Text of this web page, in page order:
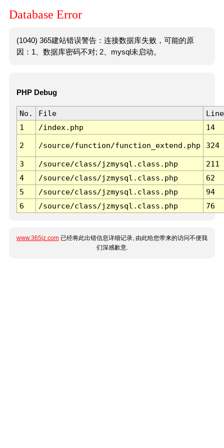
Database Error
(1040) 365建站错误警告：连接数据库失败，可能的原
因：1、数据库密码不对; 2、mysql未启动。
PHP Debug
No. File
Line
1
/index.php 14
2 /source/function/function_extend.php 324
3 /source/class/jzmysql.class.php
211
4
/source/class/jzmysql.class.php
62
5
/source/class/jzmysql.class.php
94
6
/source/class/jzmysql.class.php 76
www.365jz.com 已经将此出错信息详细记录, 由此给您带来的访问不便我
们深感歉意.